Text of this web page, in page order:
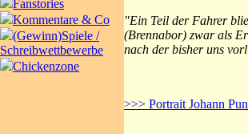
Fanstories
Kommentare & Co
(Gewinn)Spiele /
Schreibwettbewerbe
Chickenzone
"Ein Teil der Fahrer
(Brennabor) zwar als
nach der bisher uns
>>> Portrait Johann